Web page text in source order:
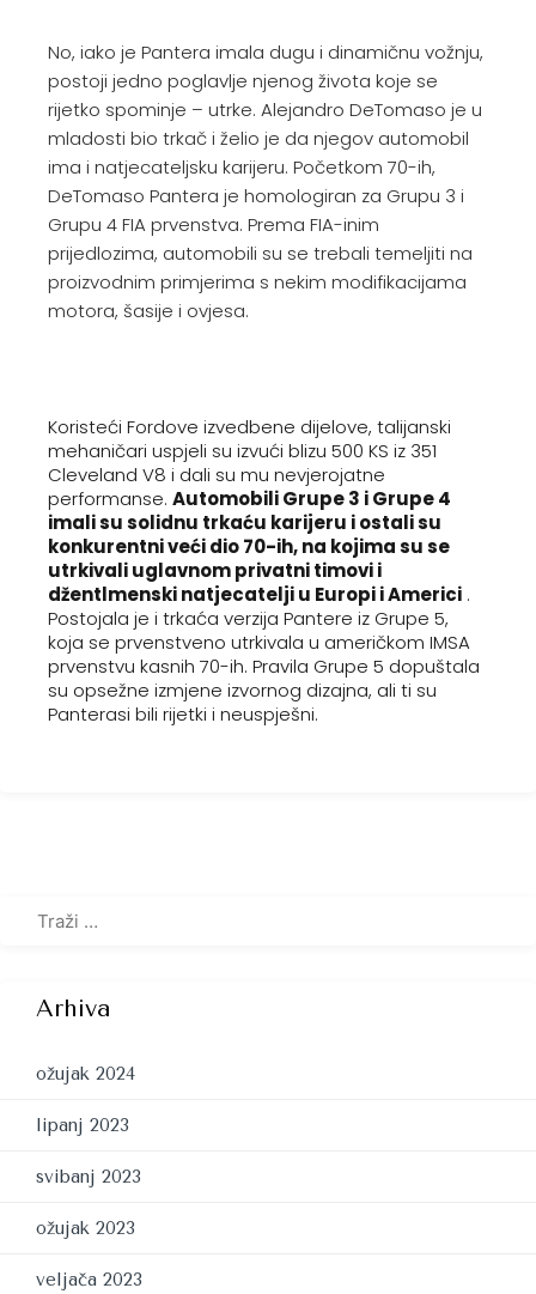
No, iako je Pantera imala dugu i dinamičnu vožnju,
postoji jedno poglavlje njenog života koje se
rijetko spominje – utrke. Alejandro DeTomaso je u
mladosti bio trkač i želio je da njegov automobil
ima i natjecateljsku karijeru. Početkom 70-ih,
DeTomaso Pantera je homologiran za Grupu 3 i
Grupu 4 FIA prvenstva. Prema FIA-inim
prijedlozima, automobili su se trebali temeljiti na
proizvodnim primjerima s nekim modifikacijama
motora, šasije i ovjesa.
Koristeći Fordove izvedbene dijelove, talijanski
mehaničari uspjeli su izvući blizu 500 KS iz 351
Cleveland V8 i dali su mu nevjerojatne
performanse. Automobili Grupe 3 i Grupe 4
imali su solidnu trkaću karijeru i ostali su
konkurentni veći dio 70-ih, na kojima su se
utrkivali uglavnom privatni timovi i
džentlmenski natjecatelji u Europi i Americi .
Postojala je i trkaća verzija Pantere iz Grupe 5,
koja se prvenstveno utrkivala u američkom IMSA
prvenstvu kasnih 70-ih. Pravila Grupe 5 dopuštala
su opsežne izmjene izvornog dizajna, ali ti su
Panterasi bili rijetki i neuspješni.
Arhiva
ožujak 2024
lipanj 2023
svibanj 2023
ožujak 2023
veljača 2023